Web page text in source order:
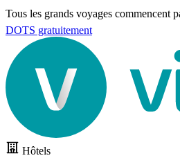
Tous les grands voyages commencent
DOTS gratuitement
Hôtels